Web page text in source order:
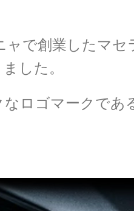
ャで創業したマ
した。
ロゴマークであ